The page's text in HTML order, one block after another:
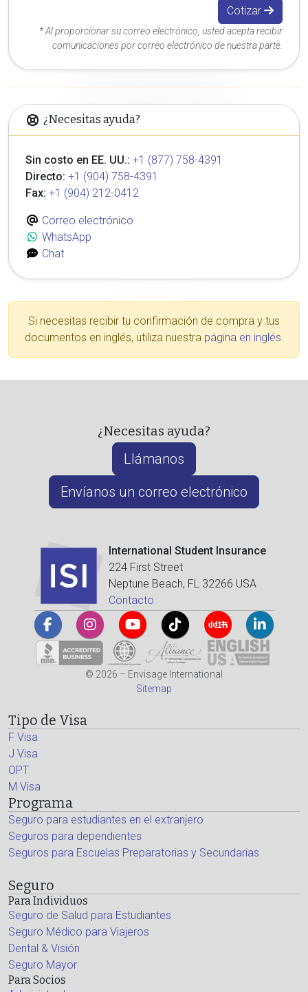
Cotizar
* Al proporcionar su correo electrónico, usted acepta recibir
comunicaciones por correo electrónico de nuestra parte.
¿Necesitas ayuda?
Sin costo en EE. UU.: +1 (877) 758-4391
Directo: +1 (904) 758-4391
Fax: +1 (904) 212-0412
Correo electrónico
WhatsApp
Chat
Si necesitas recibir tu confirmación de compra y tus
documentos en inglés, utiliza nuestra página en inglés.
¿Necesitas ayuda?
Llámanos
Envíanos un correo electrónico
International Student Insurance
224 First Street
Neptune Beach, FL 32266 USA
Contacto
© 2026 – Envisage International
Sitemap
Tipo de Visa
F Visa
J Visa
OPT
M Visa
Programa
Seguro para estudiantes en el extranjero
Seguros para dependientes
Seguros para Escuelas Preparatorias y Secundarias
Seguro
Para Individuos
Seguro de Salud para Estudiantes
Seguro Médico para Viajeros
Dental & Visión
Seguro Mayor
Para Socios